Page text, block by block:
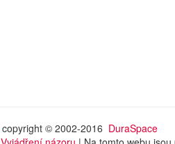
copyright © 2002-2016 DuraSpace